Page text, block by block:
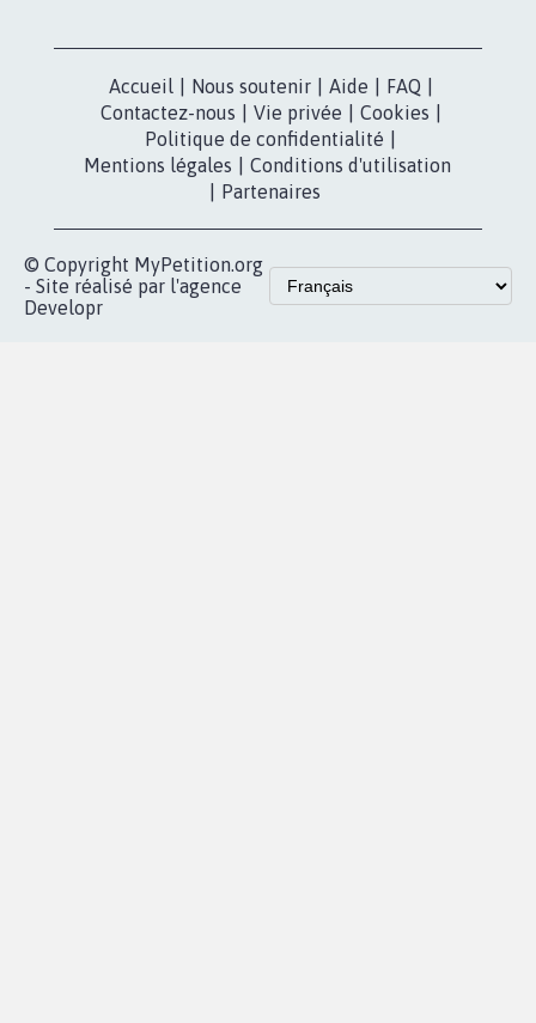
Accueil Nous soutenir Aide FAQ
Contactez-nous
Vie privée Cookies
Politique de confidentialité
Mentions légales
Conditions d'utilisation
Partenaires
© Copyright MyPetition.org
- Site réalisé par l'agence
Developr